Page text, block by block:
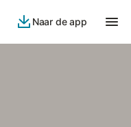
Naar de app